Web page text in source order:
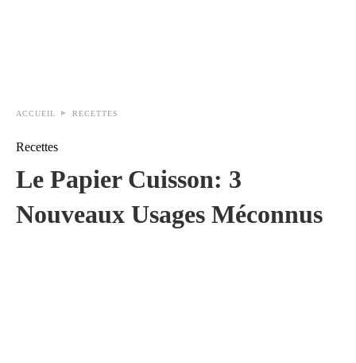
ACCUEIL RECETTES
Recettes
Le Papier Cuisson: 3
Nouveaux Usages Méconnus